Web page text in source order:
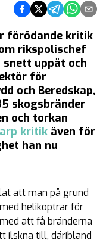
Dela på Facebook
Dela på Twitter
Dela påDela på
Dela
förödande kritik
rikspolischef
snett uppåt och
för
och Beredskap,
skogsbränder
och torkan
kritik även för
han nu
att man på grund
helikoptrar för
att få bränderna
ilskna till, däribland